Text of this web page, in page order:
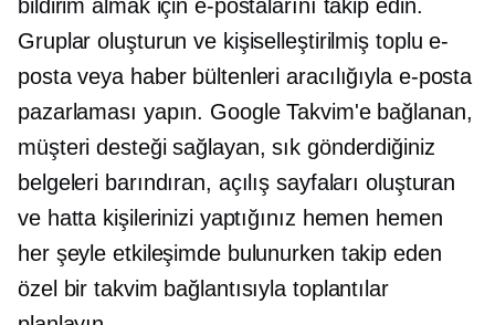
bildirim almak için e-postalarını takip edin.
Gruplar oluşturun ve kişiselleştirilmiş toplu e-
posta veya haber bültenleri aracılığıyla e-posta
pazarlaması yapın. Google Takvim'e bağlanan,
müşteri desteği sağlayan, sık gönderdiğiniz
belgeleri barındıran, açılış sayfaları oluşturan
ve hatta kişilerinizi yaptığınız hemen hemen
her şeyle etkileşimde bulunurken takip eden
özel bir takvim bağlantısıyla toplantılar